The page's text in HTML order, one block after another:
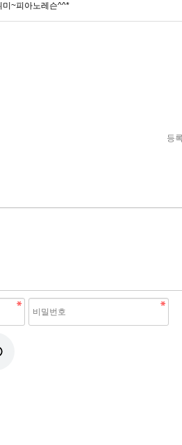
미~피아노레슨^^*
등